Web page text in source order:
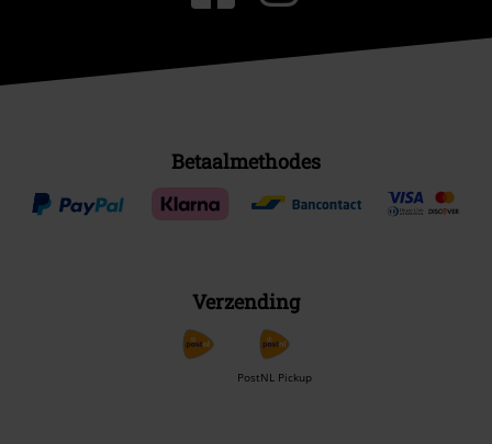
Betaalmethodes
Verzending
PostNL Pickup